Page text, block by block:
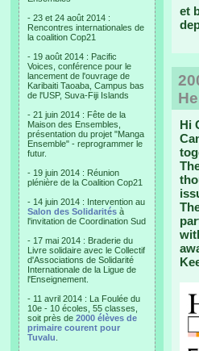
- 23 et 24 août 2014 :
Rencontres internationales de
la coalition Cop21
- 19 août 2014 : Pacific
Voices, conférence pour le
lancement de l'ouvrage de
Karibaiti Taoaba, Campus bas
de l'USP, Suva-Fiji Islands
- 21 juin 2014 : Fête de la
Maison des Ensembles,
présentation du projet "Manga
Ensemble" - reprogrammer le
futur.
- 19 juin 2014 : Réunion
plénière de la Coalition Cop21
- 14 juin 2014 : Intervention au
Salon des Solidarités à
l'invitation de Coordination Sud
- 17 mai 2014 : Braderie du
Livre solidaire avec le Collectif
d'Associations de Solidarité
Internationale de la Ligue de
l'Enseignement.
- 11 avril 2014 : La Foulée du
10e - 10 écoles, 55 classes,
soit près de 2000 élèves de
primaire courent pour
Tuvalu
et
Hi